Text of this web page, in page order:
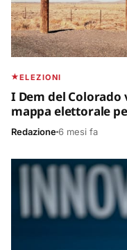
ELEZIONI
I Dem del
mappa elettorale
Redazione6 mesi fa